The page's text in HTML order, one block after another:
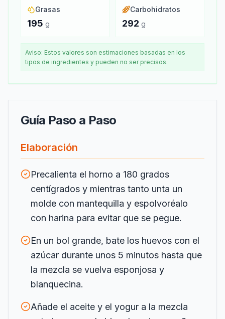
Grasas
195 g
Carbohidratos
292 g
Aviso: Estos valores son estimaciones basadas en los
tipos de ingredientes y pueden no ser precisos.
Guía Paso a Paso
Elaboración
Precalienta el horno a 180 grados
centígrados y mientras tanto unta un
molde con mantequilla y espolvoréalo
con harina para evitar que se pegue.
En un bol grande, bate los huevos con el
azúcar durante unos 5 minutos hasta que
la mezcla se vuelva esponjosa y
blanquecina.
Añade el aceite y el yogur a la mezcla